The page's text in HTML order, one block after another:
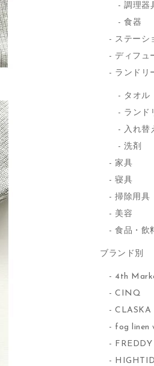
調理器
食器
ステーシ
ディフュ
ランドリ
タオル
ランド
入れ替
洗剤
家具
寝具
掃除用具
美容
食品・飲
ブランド別
4th
CINQ
CLASKA
fog linen